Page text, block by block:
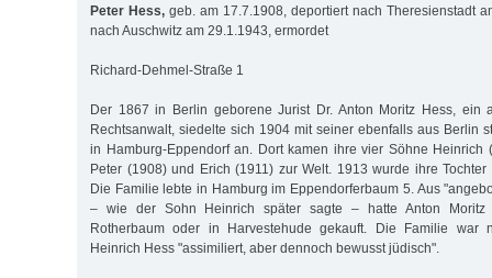
Peter Hess, geb. am 17.7.1908, deportiert nach Theresienstadt
nach Auschwitz am 29.1.1943, ermordet
Richard-Dehmel-Straße 1
Der 1867 in Berlin geborene Jurist Dr. Anton Moritz Hess, ein
Rechtsanwalt, siedelte sich 1904 mit seiner ebenfalls aus Berlin
in Hamburg-Eppendorf an. Dort kamen ihre vier Söhne Heinrich
Peter (1908) und Erich (1911) zur Welt. 1913 wurde ihre
Die Familie lebte in Hamburg im Eppendorferbaum 5. Aus
– wie der Sohn Heinrich später sagte – hatte Anton
Rotherbaum oder in Harvestehude gekauft. Die Familie war
Heinrich Hess "assimiliert, aber dennoch bewusst jüdisch".